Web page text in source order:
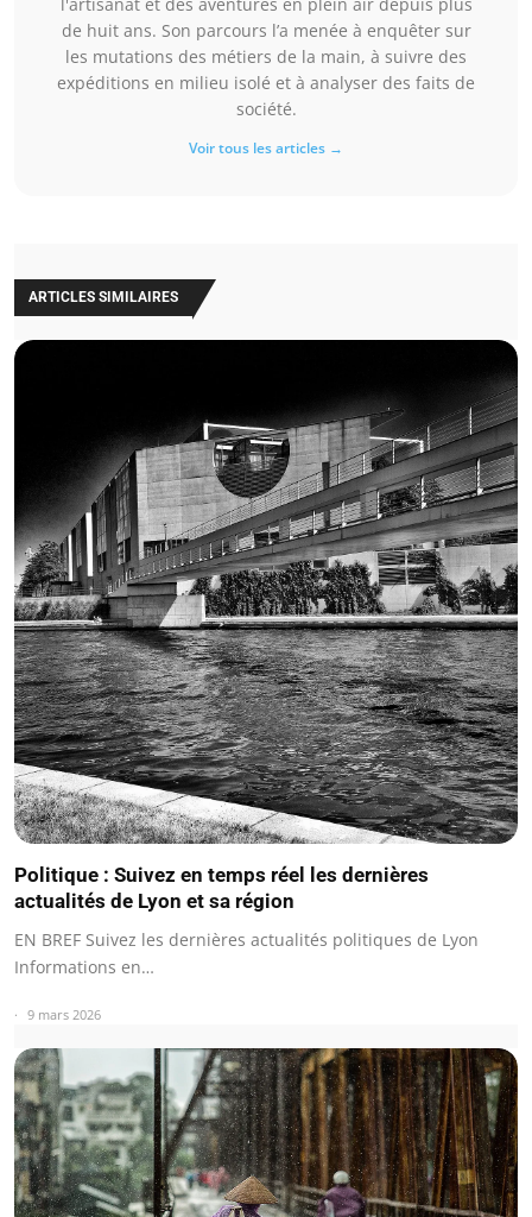
de huit ans. Son parcours l’a menée à enquêter sur
les mutations des métiers de la main, à suivre des
expéditions en milieu isolé et à analyser des faits de
société.
Voir tous les articles →
ARTICLES SIMILAIRES
Politique : Suivez en temps réel les dernières
actualités de Lyon et sa région
EN BREF Suivez les dernières actualités politiques de Lyon
Informations en…
9 mars 2026